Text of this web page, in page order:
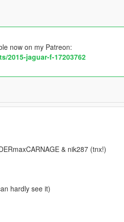
now on my Patreon:
2015-jaguar-f-17203762
& nik287 (tnx!)
hardly see it)